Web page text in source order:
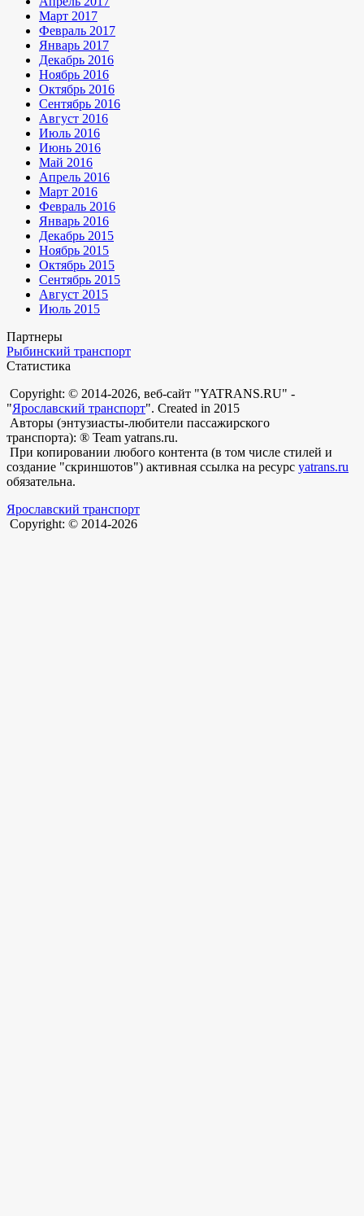
Март 2017
Февраль 2017
Январь 2017
Декабрь 2016
Ноябрь 2016
Октябрь 2016
Сентябрь 2016
Август 2016
Июль 2016
Июнь 2016
Май 2016
Апрель 2016
Март 2016
Февраль 2016
Январь 2016
Декабрь 2015
Ноябрь 2015
Октябрь 2015
Сентябрь 2015
Август 2015
Июль 2015
Партнеры
Рыбинский транспорт
Статистика
Copyright: © 2014-2026, веб-сайт "YATRANS.RU" -
"Ярославский транспорт". Created in 2015
Авторы (энтузиасты-любители пассажирского
транспорта): ® Team yatrans.ru.
При копировании любого контента (в том числе стилей и
создание "скриншотов") активная ссылка на ресурс yatrans.ru
обязательна.
Ярославский транспорт
Copyright: © 2014-2026